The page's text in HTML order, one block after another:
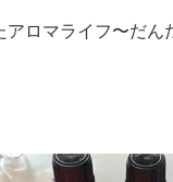
ロマライフ〜だん